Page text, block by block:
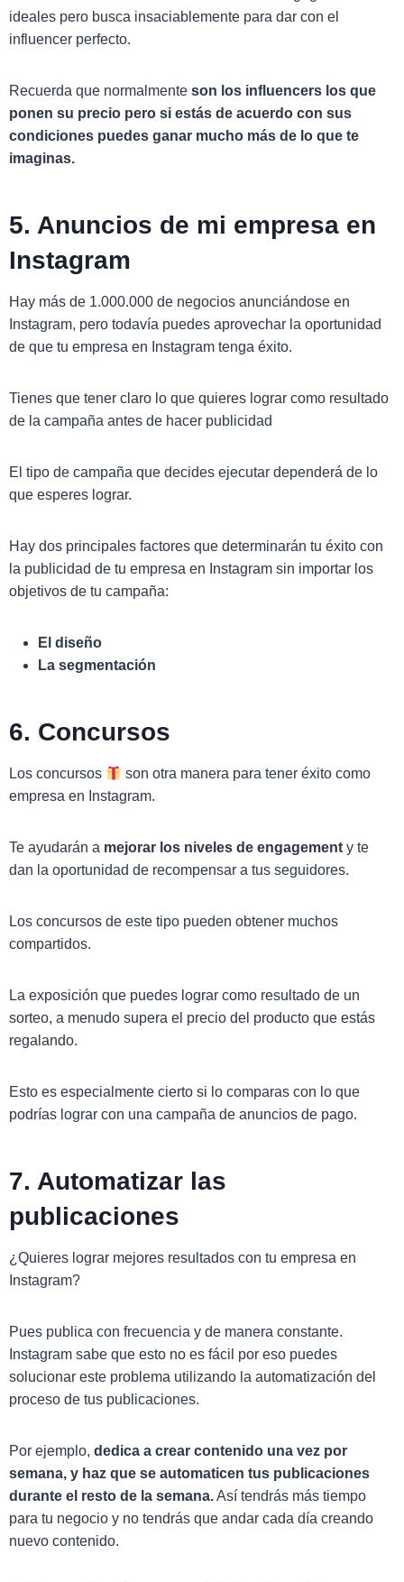
ideales pero busca insaciablemente para dar con el
influencer perfecto.
Recuerda que normalmente son los influencers los que
ponen su precio pero si estás de acuerdo con sus
condiciones puedes ganar mucho más de lo que te
imaginas.
5. Anuncios de mi empresa en
Instagram
Hay más de 1.000.000 de negocios anunciándose en
Instagram, pero todavía puedes aprovechar la oportunidad
de que tu empresa en Instagram tenga éxito.
Tienes que tener claro lo que quieres lograr como resultado
de la campaña antes de hacer publicidad
El tipo de campaña que decides ejecutar dependerá de lo
que esperes lograr.
Hay dos principales factores que determinarán tu éxito con
la publicidad de tu empresa en Instagram sin importar los
objetivos de tu campaña:
El diseño
La segmentación
6. Concursos
Los concursos
son otra manera para tener éxito como
empresa en Instagram.
Te ayudarán a mejorar los niveles de engagement y te
dan la oportunidad de recompensar a tus seguidores.
Los concursos de este tipo pueden obtener muchos
compartidos.
La exposición que puedes lograr como resultado de un
sorteo, a menudo supera el precio del producto que estás
regalando.
Esto es especialmente cierto si lo comparas con lo que
podrías lograr con una campaña de anuncios de pago.
7. Automatizar las
publicaciones
¿Quieres lograr mejores resultados con tu empresa en
Instagram?
Pues publica con frecuencia y de manera constante.
Instagram sabe que esto no es fácil por eso puedes
solucionar este problema utilizando la automatización del
proceso de tus publicaciones.
Por ejemplo, dedica a crear contenido una vez por
semana, y haz que se automaticen tus publicaciones
durante el resto de la semana.Así tendrás más tiempo
para tu negocio y no tendrás que andar cada día creando
nuevo contenido.